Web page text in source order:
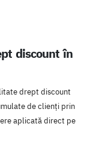
discount în
drept discount
de clienți prin
aplicată direct pe